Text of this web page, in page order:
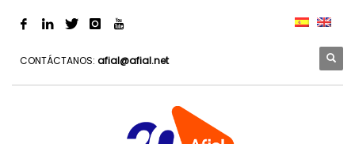
CONTÁCTANOS: afial@afial.net